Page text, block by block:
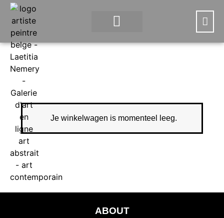
Je winkelwagen is momenteel leeg.
ABOUT